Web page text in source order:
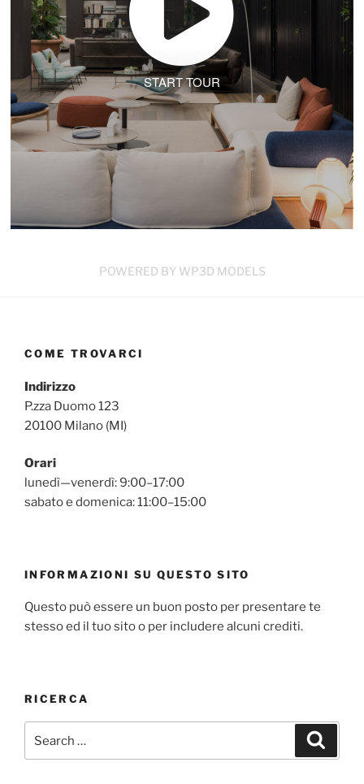
START TOUR
POWERED BY WP3D MODELS
COME TROVARCI
Indirizzo
P.zza Duomo 123
20100 Milano (MI)
Orari
lunedì—venerdì: 9:00–17:00
sabato e domenica: 11:00–15:00
INFORMAZIONI SU QUESTO SITO
Questo può essere un buon posto per presentare te
stesso ed il tuo sito o per includere alcuni crediti.
RICERCA
for: